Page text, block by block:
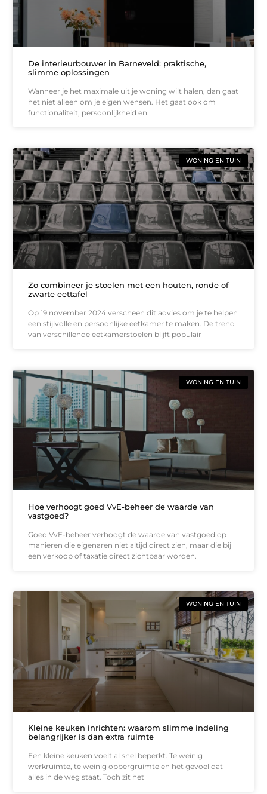
De interieurbouwer in Barneveld: praktische,
slimme oplossingen
Wanneer je het maximale uit je woning wilt halen, dan gaat
het niet alleen om je eigen wensen. Het gaat ook om
functionaliteit, persoonlijkheid en
WONING EN TUIN
Zo combineer je stoelen met een houten, ronde of
zwarte eettafel
Op 19 november 2024 verscheen dit advies om je te helpen
een stijlvolle en persoonlijke eetkamer te maken. De trend
van verschillende eetkamerstoelen blijft populair
WONING EN TUIN
Hoe verhoogt goed VvE-beheer de waarde van
vastgoed?
Goed VvE-beheer verhoogt de waarde van vastgoed op
manieren die eigenaren niet altijd direct zien, maar die bij
een verkoop of taxatie direct zichtbaar worden.
WONING EN TUIN
Kleine keuken inrichten: waarom slimme indeling
belangrijker is dan extra ruimte
Een kleine keuken voelt al snel beperkt. Te weinig
werkruimte, te weinig opbergruimte en het gevoel dat
alles in de weg staat. Toch zit het